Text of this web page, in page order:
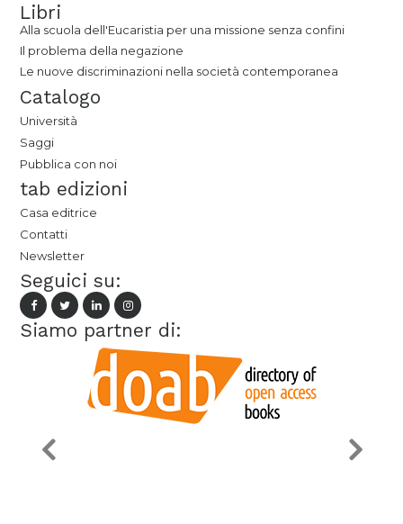
Libri
Alla scuola dell'Eucaristia per una missione senza confini
Il problema della negazione
Le nuove discriminazioni nella società contemporanea
Catalogo
Università
Saggi
Pubblica con noi
tab edizioni
Casa editrice
Contatti
Newsletter
Seguici su:
Siamo partner di: